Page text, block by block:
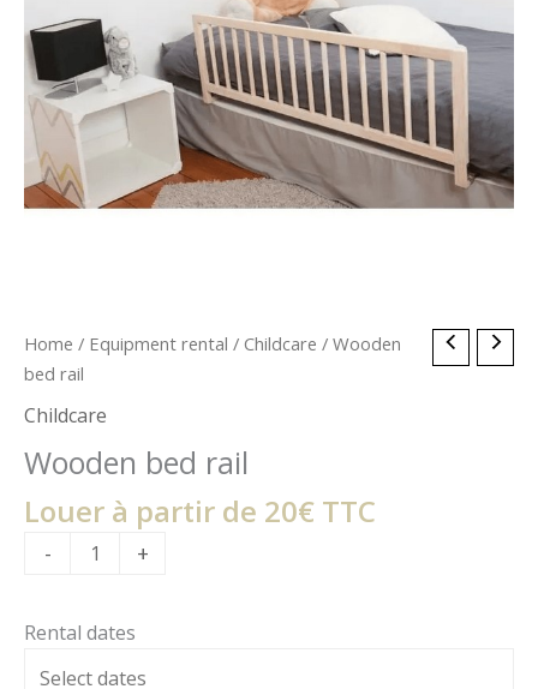
Home / Equipment rental / Childcare / Wooden
bed rail
Childcare
Wooden bed rail
Louer à partir de 20€ TTC
-
Wooden
bed
rail
+
Rental dates